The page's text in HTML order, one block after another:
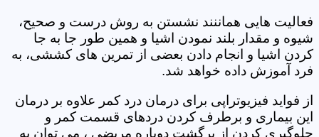
فعالیت هایی هماننند نشستن به روش درست و صحیح،
شیوه و مقدار بلند نمودن اشیا و همین طور جا به جا
کردن اشیا و انجام دادن بعضی از تمرین های کششی، به
فرد آموزش داده خواهد شد.
از فواید فیزیوتراپی برای درمان درد کمر علاوه بر درمان
این بیماری و برطرف کردن دردهای قسمت کمر و
جلوگیری کردن از برگشت دوباره مریضی ، می توان به